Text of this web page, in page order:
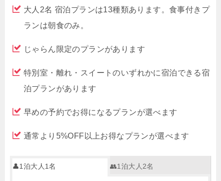
大人2名 宿泊プランは13種類あります。食事付きプ
ランは朝食のみ。
じゃらん限定のプランがあります
特別室・離れ・スイートのいずれかに宿泊できる宿
泊プランがあります
早めの予約でお得になるプランが選べます
通常より5%OFF以上お得なプランが選べます
👤1泊大人1名 👥1泊大人2名